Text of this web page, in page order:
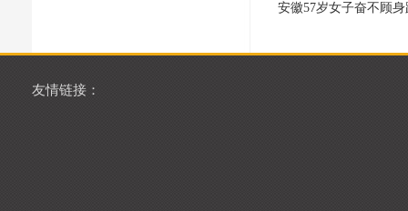
安徽57岁女子奋不顾
友情链接：